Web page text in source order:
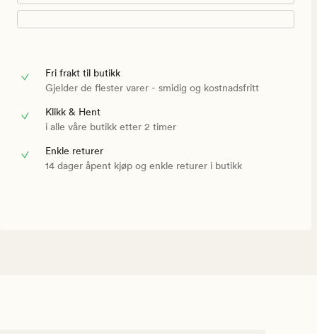
Fri frakt til butikk
Gjelder de flester varer - smidig og kostnadsfritt
Klikk & Hent
i alle våre butikk etter 2 timer
Enkle returer
14 dager åpent kjøp og enkle returer i butikk